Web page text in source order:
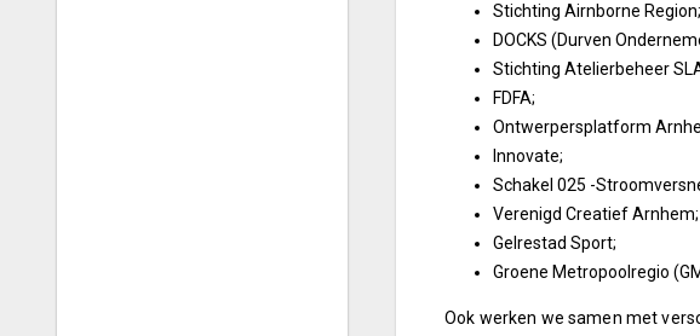
Stichting Airnborne Region;
DOCKS (Durven
Stichting Atelierbeheer
FDFA;
Ontwerpersplatform
Innovate;
Schakel 025 -
Verenigd Creatief Arnhem;
Gelrestad Sport;
Groene Metropoolregio
Ook werken we samen met